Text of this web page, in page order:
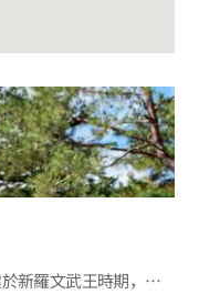
新羅文武王時期，